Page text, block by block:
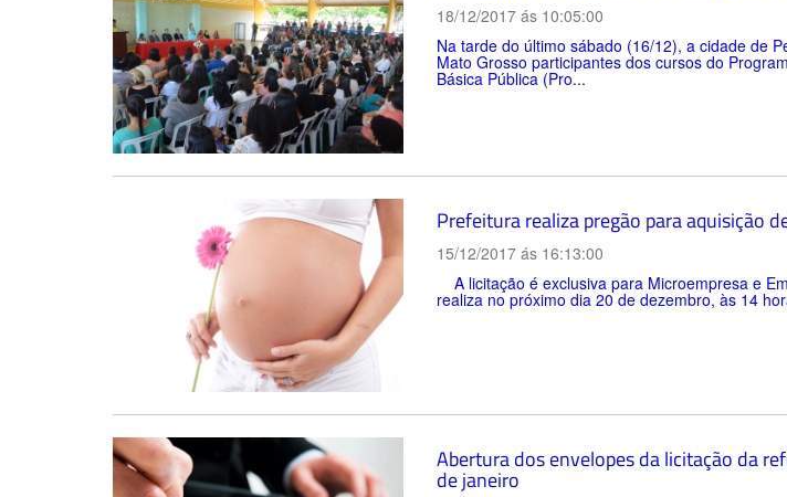
18/12/2017 ás 10:05:00
Na tarde do último sábado (16/12), a cidade de
Mato Grosso participantes dos cursos do
Básica Pública (Pro...
Prefeitura realiza pregão para aquisição
15/12/2017 ás 16:13:00
A licitação é exclusiva para Microempresa e
realiza no próximo dia 20 de dezembro, às 14
Abertura dos envelopes da licitação da
de janeiro